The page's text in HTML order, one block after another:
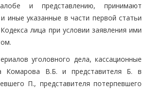
и представлению, принимают
иные указанные в части первой статьи
лица при условии заявления ими
уголовного дела, кассационные
Комарова В.Б. и представителя Б. в
П., представителя потерпевшего